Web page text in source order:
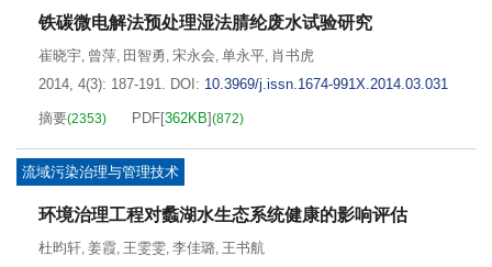
铁碳微电解法预处理湿法腈纶废水试验研究
崔晓宇, 曾萍, 田智勇, 宋永会, 单永平, 肖书虎
2014, 4(3): 187-191. DOI: 10.3969/j.issn.1674-991X.2014.03.031
摘要(2353) PDF[362KB](872)
流域污染治理与管理技术
环境治理工程对蠡湖水生态系统健康的影响评估
杜昀轩, 姜霞, 王雯雯, 李佳璐, 王书航